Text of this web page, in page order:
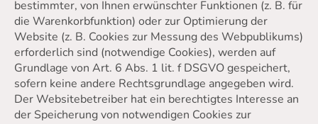
bestimmter, von Ihnen erwünschter Funktionen (z. B. für
die Warenkorbfunktion) oder zur Optimierung der
Website (z. B. Cookies zur Messung des Webpublikums)
erforderlich sind (notwendige Cookies), werden auf
Grundlage von Art. 6 Abs. 1 lit. f DSGVO gespeichert,
sofern keine andere Rechtsgrundlage angegeben wird.
Der Websitebetreiber hat ein berechtigtes Interesse an
der Speicherung von notwendigen Cookies zur